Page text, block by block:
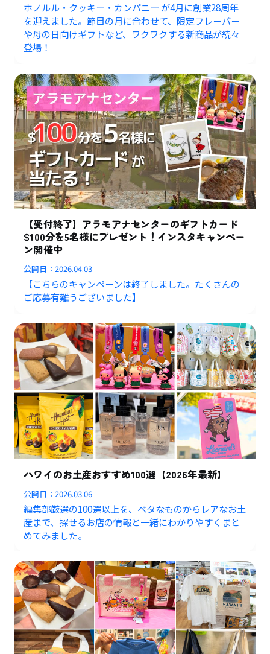
ホノルル・クッキー・カンパニー が4月に創業28周年
を迎えました。節目の月に合わせて、限定フレーバー
や母の日向けギフトなど、ワクワクする新商品が続々
登場！
【受付終了】アラモアナセンターのギフトカード
$100分を5名様にプレゼント！インスタキャンペー
ン開催中
公開日：2026.04.03
【こちらのキャンペーンは終了しました。たくさんの
ご応募有難うございました】
ハワイのお土産おすすめ100選【2026年最新】
公開日：2026.03.06
編集部厳選の100選以上を、ベタなものからレアなお土
産まで、探せるお店の情報と一緒にわかりやすくまと
めてみました。